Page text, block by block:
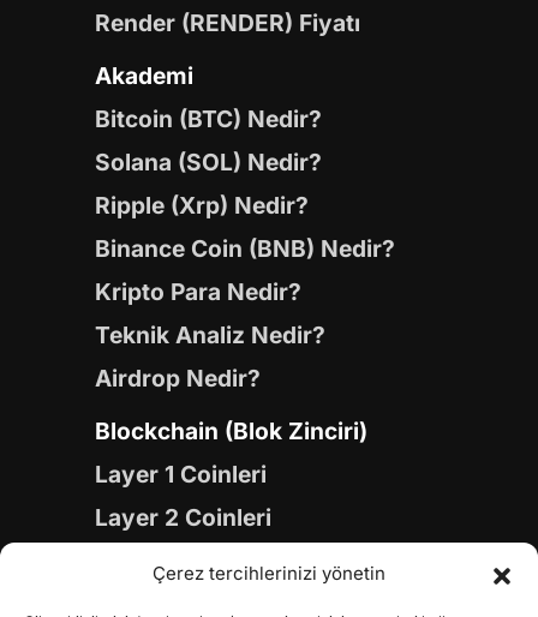
Çerez tercihlerinizi yönetin
Render (RENDER) Fiyatı
Akademi
Bitcoin (BTC) Nedir?
Solana (SOL) Nedir?
Ripple (Xrp) Nedir?
Binance Coin (BNB) Nedir?
Kripto Para Nedir?
Teknik Analiz Nedir?
Airdrop Nedir?
Blockchain (Blok Zinciri)
Layer 1 Coinleri
Layer 2 Coinleri
Yapay Zeka (AI) Coinleri